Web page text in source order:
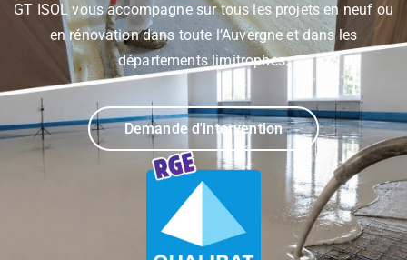
GT ISOL vous accompagne sur tous les projets en neuf ou
en rénovation dans toute l’Auvergne et dans les
départements limitrophes.
Demande d'intervention